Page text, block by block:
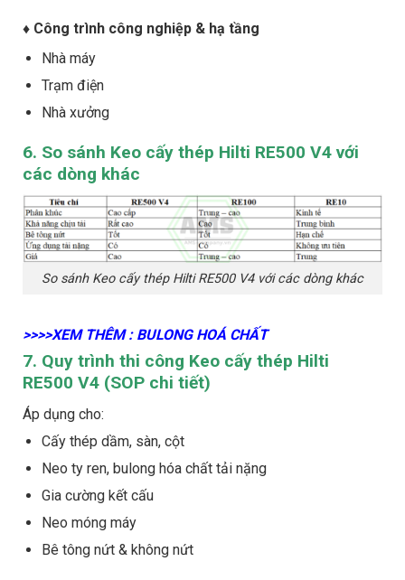
♦ Công trình công nghiệp & hạ tầng
Nhà máy
Trạm điện
Nhà xưởng
6. So sánh Keo cấy thép Hilti RE500 V4 với
các dòng khác
So sánh Keo cấy thép Hilti RE500 V4 với các dòng khác
>>>>XEM THÊM : BULONG HOÁ CHẤT
7. Quy trình thi công Keo cấy thép Hilti
RE500 V4 (SOP chi tiết)
Áp dụng cho:
Cấy thép dầm, sàn, cột
Neo ty ren, bulong hóa chất tải nặng
Gia cường kết cấu
Neo móng máy
Bê tông nứt & không nứt